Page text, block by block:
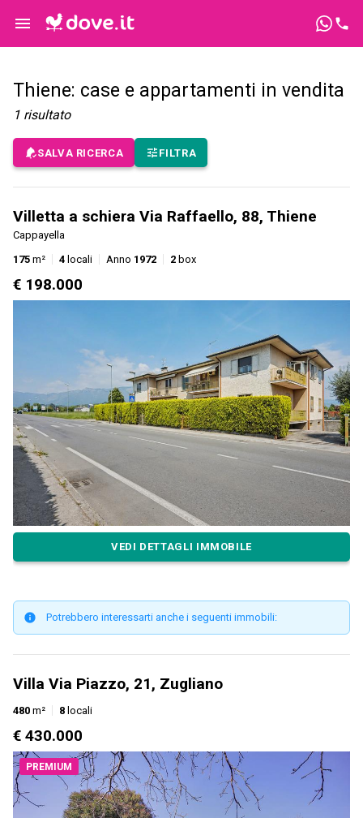
Thiene: case e appartamenti in vendita
1 risultato
SALVA RICERCA FILTRA
Villetta a schiera Via Raffaello, 88, Thiene
Cappayella
175 m² 4 locali Anno 1972 2 box
€ 198.000
VEDI DETTAGLI IMMOBILE
Potrebbero interessarti anche i seguenti immobili:
Villa Via Piazzo, 21, Zugliano
480 m² 8 locali
€ 430.000
PREMIUM